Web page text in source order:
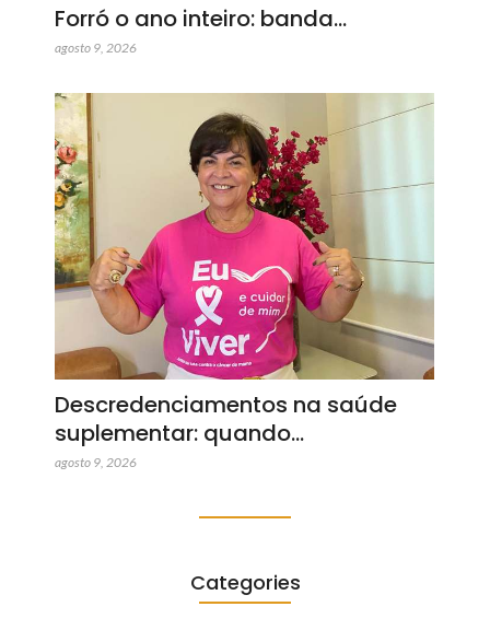
Forró o ano inteiro: banda…
agosto 9, 2026
Descredenciamentos na saúde
suplementar: quando…
agosto 9, 2026
Categories